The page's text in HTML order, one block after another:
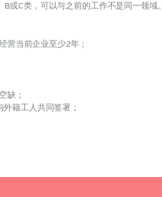
或C类，可以与之前的工作不是同一领域。
营当前企业至少2年；
缺；
籍工人共同签署；